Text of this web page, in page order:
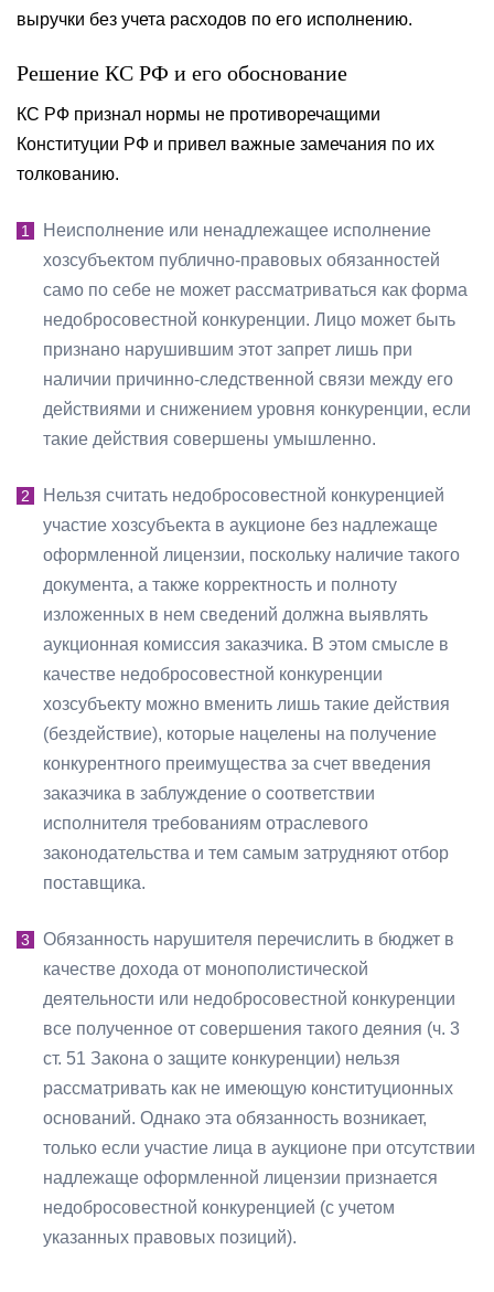
выручки без учета расходов по его исполнению.
Решение КС РФ и его обоснование
КС РФ признал нормы не противоречащими
Конституции РФ и привел важные замечания по их
толкованию.
Неисполнение или ненадлежащее исполнение
хозсубъектом публично-правовых обязанностей
само по себе не может рассматриваться как форма
недобросовестной конкуренции. Лицо может быть
признано нарушившим этот запрет лишь при
наличии причинно-следственной связи между его
действиями и снижением уровня конкуренции, если
такие действия совершены умышленно.
Нельзя считать недобросовестной конкуренцией
участие хозсубъекта в аукционе без надлежаще
оформленной лицензии, поскольку наличие такого
документа, а также корректность и полноту
изложенных в нем сведений должна выявлять
аукционная комиссия заказчика. В этом смысле в
качестве недобросовестной конкуренции
хозсубъекту можно вменить лишь такие действия
(бездействие), которые нацелены на получение
конкурентного преимущества за счет введения
заказчика в заблуждение о соответствии
исполнителя требованиям отраслевого
законодательства и тем самым затрудняют отбор
поставщика.
Обязанность нарушителя перечислить в бюджет в
качестве дохода от монополистической
деятельности или недобросовестной конкуренции
все полученное от совершения такого деяния (ч. 3
ст. 51 Закона о защите конкуренции) нельзя
рассматривать как не имеющую конституционных
оснований. Однако эта обязанность возникает,
только если участие лица в аукционе при отсутствии
надлежаще оформленной лицензии признается
недобросовестной конкуренцией (с учетом
указанных правовых позиций).